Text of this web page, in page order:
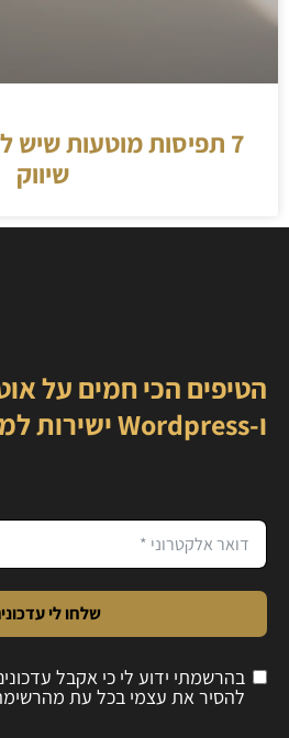
7 תפיסות מוטעות
שיווק
הטיפים הכי חמים על
ו-Wordpress ישירות למייל שלכם
שלחו לי
בהרשמתי ידוע לי כי אקבל
להסיר את עצמי בכל עת